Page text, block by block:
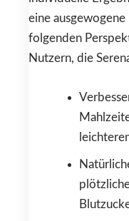
eine
folgenden
Nutzern, die